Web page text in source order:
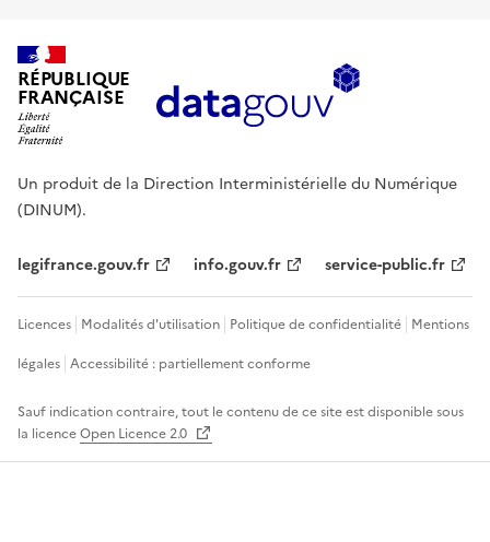
RÉPUBLIQUE
FRANÇAISE
Un produit de la Direction Interministérielle du Numérique
(DINUM).
legifrance.gouv.fr info.gouv.fr service-public.fr
Licences Modalités d'utilisation Politique de confidentialité Mentions
légales Accessibilité : partiellement conforme
Sauf indication contraire, tout le contenu de ce site est disponible sous
la licenceOpen Licence 2.0